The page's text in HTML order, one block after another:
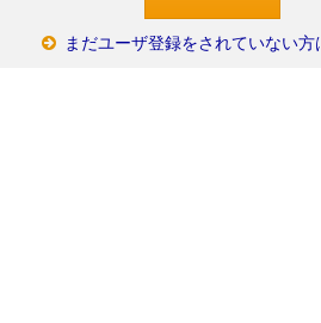
まだユーザ登録をされていない方